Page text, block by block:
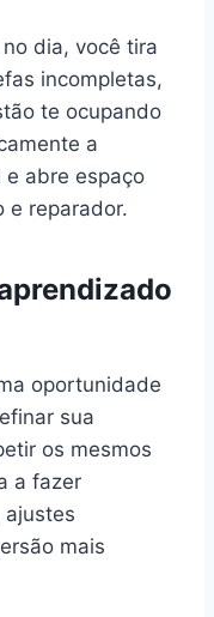
dia, você tira
incompletas,
te ocupando
a
e abre espaço
e reparador.
oportunidade
sua
os mesmos
a fazer
ajustes
mais